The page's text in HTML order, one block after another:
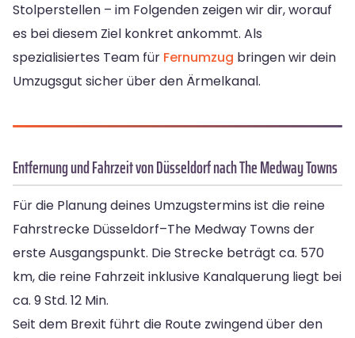
Stolperstellen – im Folgenden zeigen wir dir, worauf
es bei diesem Ziel konkret ankommt. Als
spezialisiertes Team für Fernumzug bringen wir dein
Umzugsgut sicher über den Ärmelkanal.
Entfernung und Fahrzeit von Düsseldorf nach The Medway Towns
Für die Planung deines Umzugstermins ist die reine
Fahrstrecke Düsseldorf–The Medway Towns der
erste Ausgangspunkt. Die Strecke beträgt ca. 570
km, die reine Fahrzeit inklusive Kanalquerung liegt bei
ca. 9 Std. 12 Min.
Seit dem Brexit führt die Route zwingend über den